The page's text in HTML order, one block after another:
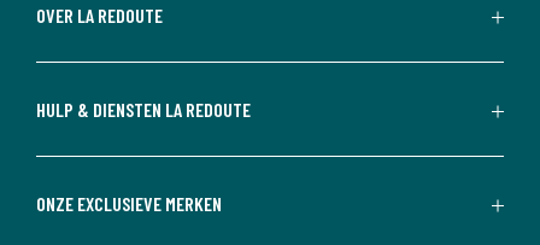
OVER LA REDOUTE
HULP & DIENSTEN LA REDOUTE
ONZE EXCLUSIEVE MERKEN